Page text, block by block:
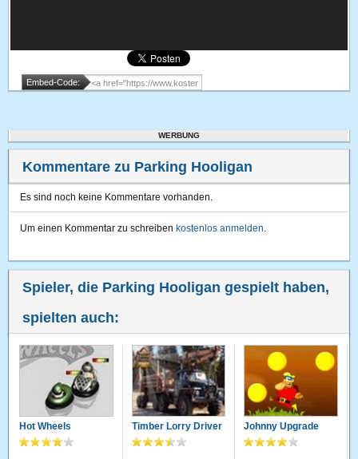
Embed-Code:
WERBUNG
Kommentare zu Parking Hooligan
Es sind noch keine Kommentare vorhanden.
Um einen Kommentar zu schreiben kostenlos anmelden.
Spieler, die Parking Hooligan gespielt haben,
spielten auch:
Hot Wheels Timber Lorry Driver Johnny Upgrade